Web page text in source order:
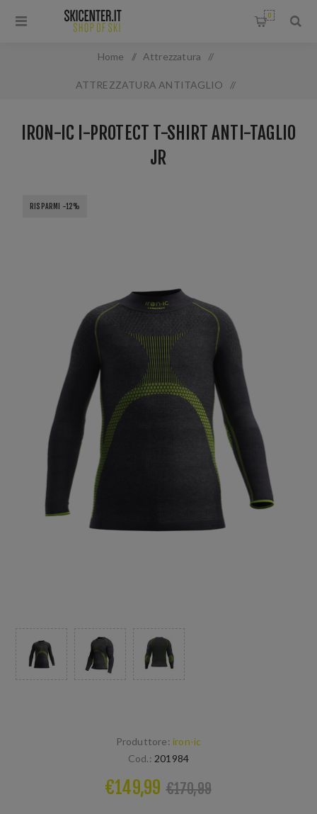
0
Home / Attrezzatura /
ATTREZZATURA ANTITAGLIO /
RISPARMI -12%
IRON-IC I-PROTECT T-SHIRT ANTI-TAGLIO
JR
Produttore: iron-ic
Cod.: 201984
€149,99 €170,99